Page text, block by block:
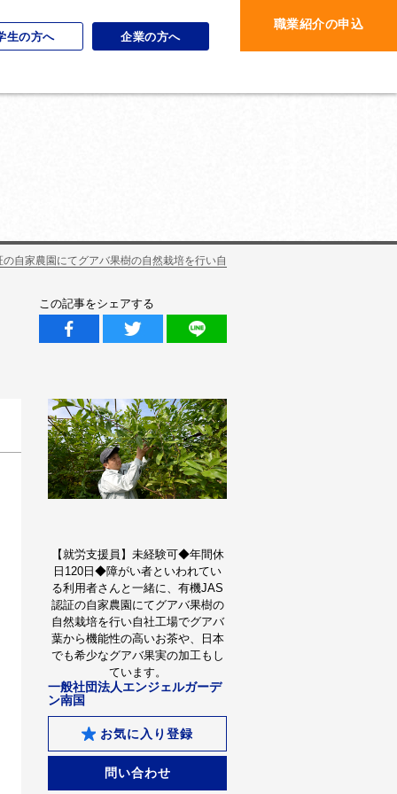
生の方へ 企業の方へ
職業紹介の申込
自家農園にてグアバ果樹の自然栽培を行い自
この記事をシェアする
【就労支援員】未経験可◆年間休
日120日◆障がい者といわれてい
る利用者さんと一緒に、有機JAS
認証の自家農園にてグアバ果樹の
自然栽培を行い自社工場でグアバ
葉から機能性の高いお茶や、日本
でも希少なグアバ果実の加工もし
ています。
一般社団法人エンジェルガーデ
ン南国
お気に入り登録
問い合わせ